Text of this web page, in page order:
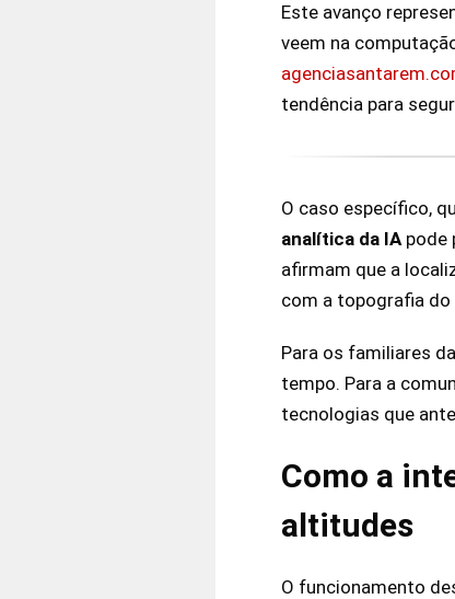
Este avanço
veem na
tendência para
O caso específico,
analítica da IApode
afirmam que a
com a topografia
Para os familiares
tempo. Para a
tecnologias que
Como a
altitudes
O funcionamento